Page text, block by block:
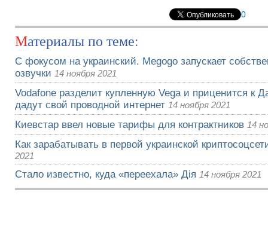
0
Материалы по теме:
С фокусом на украинский. Megogo запускает
озвучки 14 ноября 2021
Vodafone разделит купленную Vega и приценится к
дадут свой проводной интернет 14 ноября 2021
Киевстар ввел новые тарифы для контрактников 14
Как зарабатывать в первой украинской
2021
Стало известно, куда «переехала» Дія 14 ноября 2021